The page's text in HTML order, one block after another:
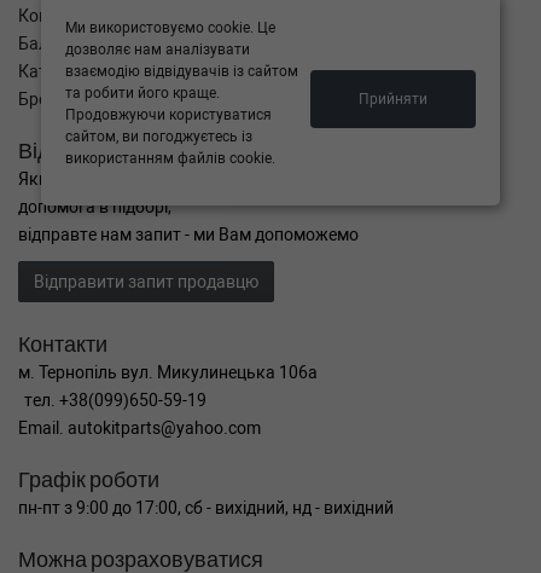
Кошик
Баланс
Каталог товарів
Бренди
Відправити запит
Якщо Ви не знайшли потрібні запчастини, або Вам потрібна
допомога в підборі,
відправте нам запит - ми Вам допоможемо
Відправити запит продавцю
Контакти
м. Тернопіль вул. Микулинецька 106а
тел. +38(099)650-59-19
Email. autokitparts@yahoo.com
Графік роботи
пн-пт з 9:00 до 17:00, сб - вихідний, нд - вихідний
Можна розраховуватися
Ми використовуємо cookie. Це
дозволяє нам аналізувати
взаємодію відвідувачів із сайтом
та робити його краще.
Продовжуючи користуватися
сайтом, ви погоджуєтесь із
використанням файлів cookie.
Прийняти